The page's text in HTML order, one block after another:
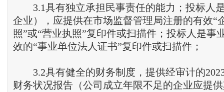
3.1具有独立承担民事责任的能力；投标人
企业），应提供在市场监督管理局注册的有效“
照”或“营业执照”复印件或扫描件；投标人是事
效的“事业单位法人证书”复印件或扫描件；
3.2具有健全的财务制度，提供经审计的
财务状况报告（公司成立年限不足的企业应提